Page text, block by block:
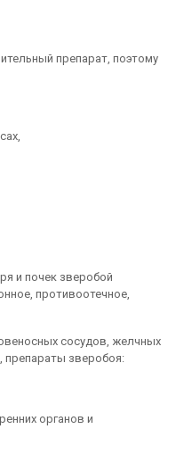
препарат, поэтому
и почек зверобой
противоотечное,
сосудов, желчных
препараты зверобоя:
органов и